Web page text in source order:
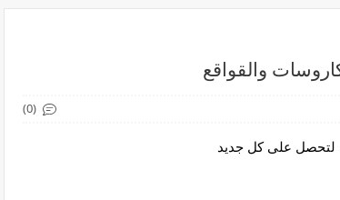
والقواقع
(0)
لتحصل على كل جديد